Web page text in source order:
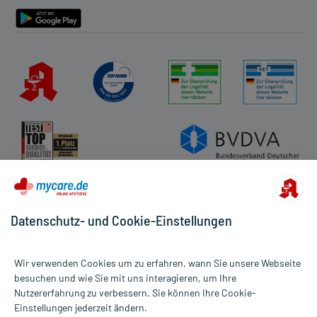
Alle Preise gelten inkl. MwSt., ggf. zzgl. Versandkosten
Informationen auf dieser Website werden ausschließlich für
Datenschutz- und Cookie-Einstellungen
Wir verwenden Cookies um zu erfahren, wann Sie unsere Webseite
besuchen und wie Sie mit uns interagieren, um Ihre
Nutzererfahrung zu verbessern. Sie können Ihre Cookie-
Einstellungen jederzeit ändern.